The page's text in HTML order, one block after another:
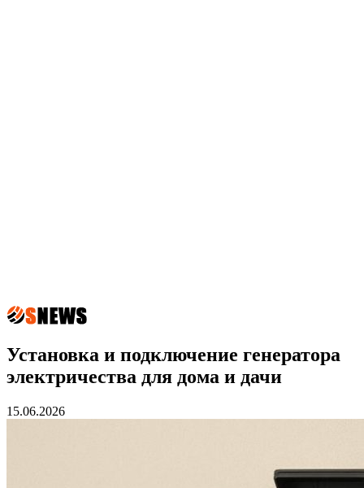
Установка и подключение генератора
электричества для дома и дачи
15.06.2026